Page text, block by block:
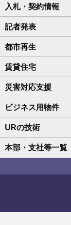
入札・契約情報
記者発表
都市再生
賃貸住宅
災害対応支援
ビジネス用物件
URの技術
本部・支社等一覧